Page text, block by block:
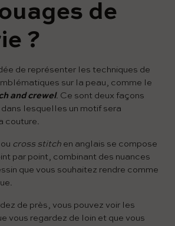
​​de
?
de représenter les techniques de
sur la peau, comme le
and crewel. Ce sont deux façons
dans lesquelles un motif sera
couture.
ou cross stitch en anglais se compose
par point, combinant des nuances
que vous souhaitez rendre comme
de près, vous pouvez voir les
vous regardez de loin et que vous